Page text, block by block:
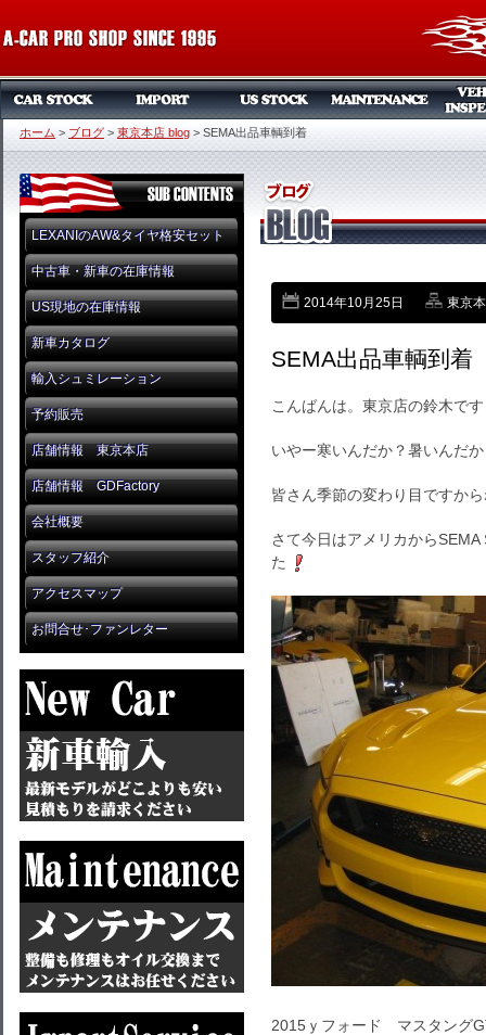
ホーム > ブログ > 東京本店 blog > SEMA出品車輌到着
LEXANIのAW&タイヤ格安セット
中古車・新車の在庫情報
US現地の在庫情報
新車カタログ
輸入シュミレーション
予約販売
店舗情報 東京本店
店舗情報 GDFactory
会社概要
スタッフ紹介
アクセスマップ
お問合せ･ファンレター
2014年10月25日 東京
SEMA出品車輌到着
こんばんは。東京店の鈴木です
いやー寒いんだか？暑いんだ
皆さん季節の変わり目ですか
さて今日はアメリカから
た
2015ｙフォード マスタング